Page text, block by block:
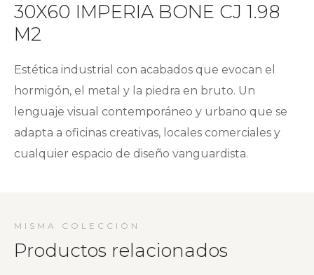
30X60 IMPERIA BONE CJ 1.98
M2
Estética industrial con acabados que evocan el
hormigón, el metal y la piedra en bruto. Un
lenguaje visual contemporáneo y urbano que se
adapta a oficinas creativas, locales comerciales y
cualquier espacio de diseño vanguardista.
MISMA COLECCIÓN
Productos relacionados